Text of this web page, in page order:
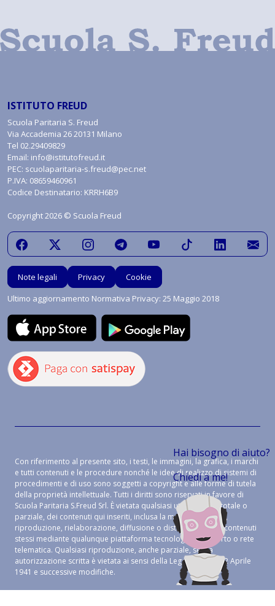
Hai bisogno di aiuto?
Chiedi a me!
ISTITUTO FREUD
Scuola Paritaria S. Freud
Via Accademia 26 20131 Milano
Tel 02.29409829
Email: info@istitutofreud.it
PEC: scuolaparitaria-s.freud@pec.net
P.IVA: 08659460961
Codice Destinatario: KRRH6B9
Copyright 2026 © Scuola Freud
Note legali Privacy
Cookie
Ultimo aggiornamento Normativa Privacy: 25 Maggio 2018
Con riferimento al presente sito, i testi, le immagini, la grafica, i marchi
e tutti contenuti e le procedure nonché le idee di realizzo di sistemi di
procedimenti e di uso sono soggetti a copyright e alle forme di tutela
della proprietà intellettuale. Tutti i diritti sono riservati in favore di
Scuola Paritaria S.Freud Srl. È vietata qualsiasi utilizzazione, totale o
parziale, dei contenuti qui inseriti, inclusa la memorizzazione,
riproduzione, rielaborazione, diffusione o distribuzione dei contenuti
stessi mediante qualunque piattaforma tecnologica, supporto o rete
telematica. Qualsiasi riproduzione, anche parziale, senza
autorizzazione scritta è vietata ai sensi della Legge 633 del 22 Aprile
1941 e successive modifiche.
CREDITS:ALEIDE WEB AGENCY